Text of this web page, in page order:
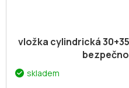
vložka cylindrická
skladem